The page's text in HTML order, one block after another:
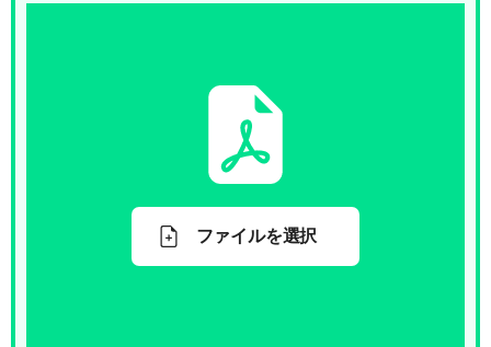
ファイルを選択